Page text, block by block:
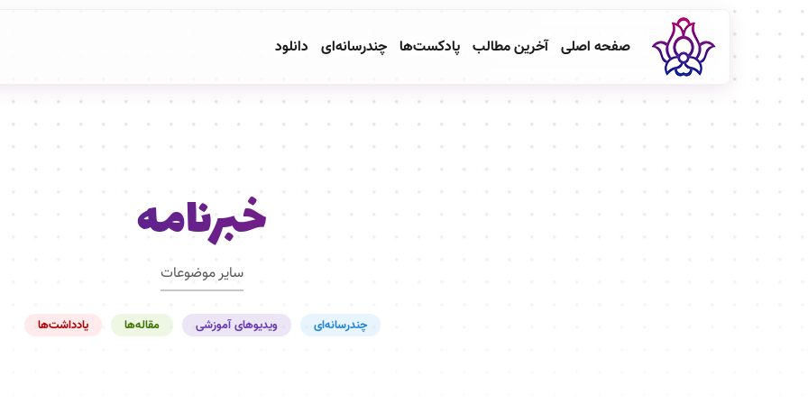
صفحه اصلی آخرین مطالب پادکست‌ها چندرسانه‌ای دانلود
خبرنامه
سایر موضوعات
چندرسانه‌ای ویدیوهای آموزشی مقاله‌ها یادداشت‌ها